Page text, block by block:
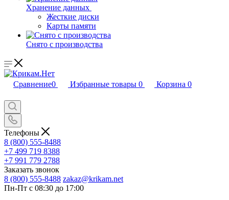
Хранение данных
Жесткие диски
Карты памяти
Снято с производства
Сравнение0 Избранные товары 0 Корзина 0
Телефоны
8 (800) 555-8488
+7 499 719 8388
+7 991 779 2788
Заказать звонок
8 (800) 555-8488 zakaz@krikam.net
Пн-Пт с 08:30 до 17:00